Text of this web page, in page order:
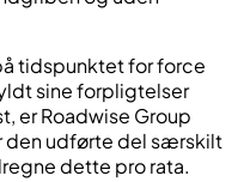
tidspunktet for force
sine forpligtelser
er Roadwise Group
den udførte del særskilt
dette pro rata.